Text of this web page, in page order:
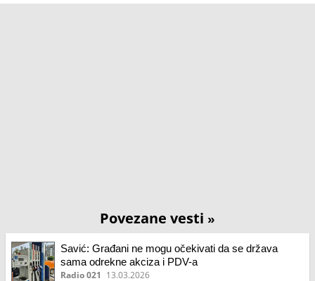
Povezane vesti »
Savić: Građani ne mogu očekivati da se država
sama odrekne akciza i PDV-a
Radio 021 13.03.2026